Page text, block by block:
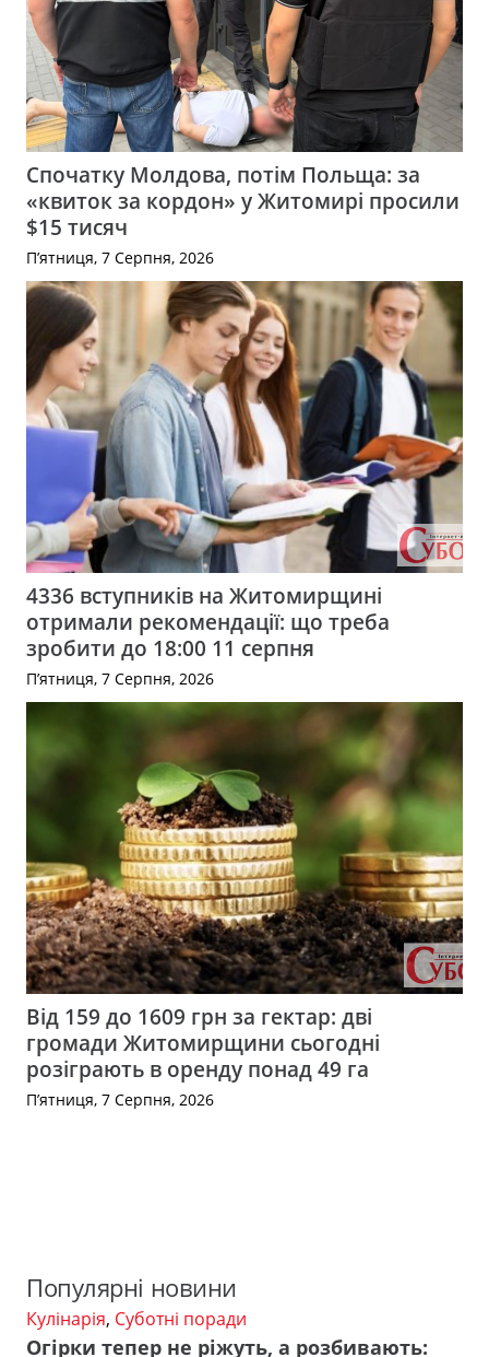
Спочатку Молдова, потім Польща: за
«квиток за кордон» у Житомирі просили
$15 тисяч
П’ятниця, 7 Серпня, 2026
4336 вступників на Житомирщині
отримали рекомендації: що треба
зробити до 18:00 11 серпня
П’ятниця, 7 Серпня, 2026
Від 159 до 1609 грн за гектар: дві
громади Житомирщини сьогодні
розіграють в оренду понад 49 га
П’ятниця, 7 Серпня, 2026
Популярні новини
Кулінарія, Суботні поради
Огірки тепер не ріжуть, а розбивають: